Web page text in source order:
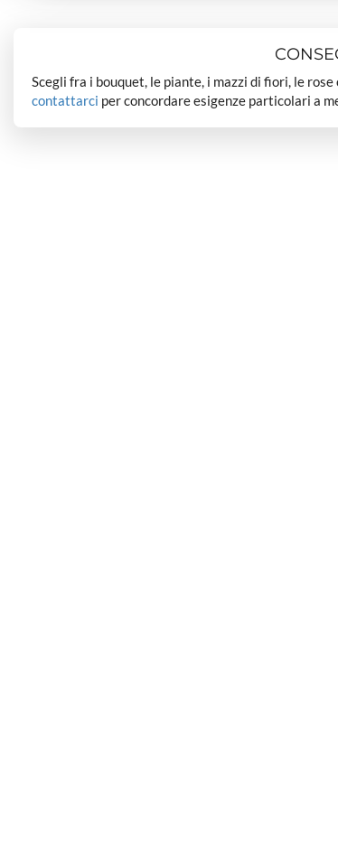
Scegli fra i bouquet, le piante, i mazzi di fiori, le
contattarci per concordare esigenze particolari a